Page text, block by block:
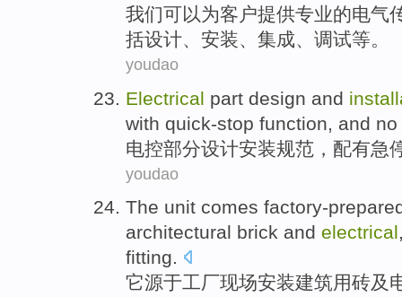
我们可以为客户提供专业的电气
括设计、 安装、 集成、 调试等。
youdao
Electrical part design and
with quick-stop function , and
电控部分设计安装规范 ， 配有急
youdao
The unit comes factory-
architectural brick and electrical
fitting.
它源于工厂现场安装建筑用砖及